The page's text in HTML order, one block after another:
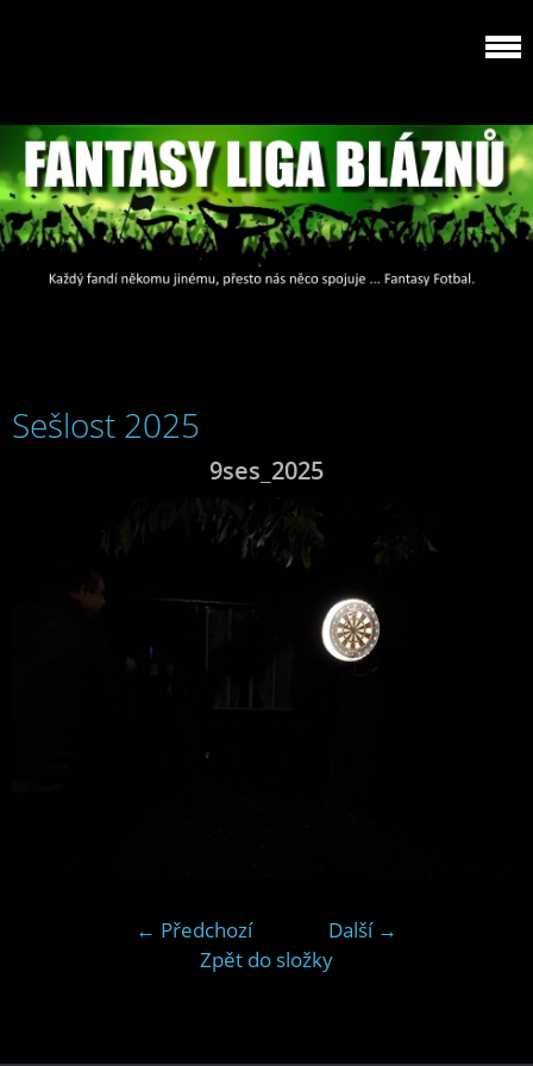
Sešlost 2025
9ses_2025
← Předchozí
Další →
Zpět do složky